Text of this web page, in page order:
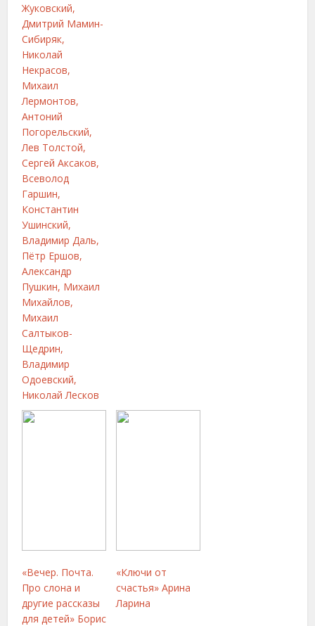
Жуковский,
Дмитрий Мамин-
Сибиряк,
Николай
Некрасов,
Михаил
Лермонтов,
Антоний
Погорельский,
Лев Толстой,
Сергей Аксаков,
Всеволод
Гаршин,
Константин
Ушинский,
Владимир Даль,
Пётр Ершов,
Александр
Пушкин, Михаил
Михайлов,
Михаил
Салтыков-
Щедрин,
Владимир
Одоевский,
Николай Лесков
«Вечер. Почта.
Про слона и
другие рассказы
для детей» Борис
«Ключи от
счастья» Арина
Ларина